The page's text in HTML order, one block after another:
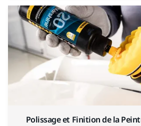
Polissage et Finition de la